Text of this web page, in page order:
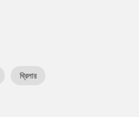
থ্রিলার